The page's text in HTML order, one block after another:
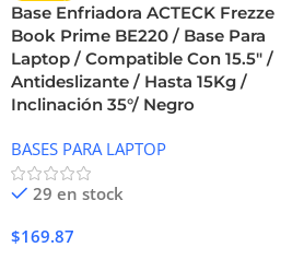
Base Enfriadora ACTECK Frezze
Book Prime BE220 / Base Para
Laptop / Compatible Con 15.5″ /
Antideslizante / Hasta 15Kg /
Inclinación 35°/ Negro
BASES PARA LAPTOP
29 en stock
$169.87